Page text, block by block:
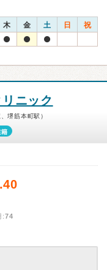
木 金 土 日 祝
ニック
堺筋本町駅）
籍
:74